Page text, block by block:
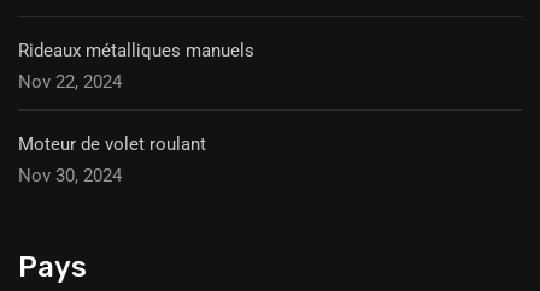
Rideaux métalliques manuels
Nov 22, 2024
Moteur de volet roulant
Nov 30, 2024
Pays